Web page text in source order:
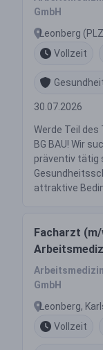
oder Arzt
Zusatz-
GmbH
Leonberg
Vollzeit
30.07.2026
Werde Teil
BG BAU! Wir
präventiv tätig
attraktive
Facharzt
in
oder Arzt
Zusatz-
GmbH
Leonberg,
Vollzeit